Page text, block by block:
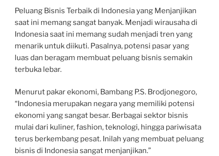
Peluang Bisnis Terbaik di Indonesia yang Menjanjikan
saat ini memang sangat banyak. Menjadi wirausaha di
Indonesia saat ini memang sudah menjadi tren yang
menarik untuk diikuti. Pasalnya, potensi pasar yang
luas dan beragam membuat peluang bisnis semakin
terbuka lebar.
Menurut pakar ekonomi, Bambang P.S. Brodjonegoro,
“Indonesia merupakan negara yang memiliki potensi
ekonomi yang sangat besar. Berbagai sektor bisnis
mulai dari kuliner, fashion, teknologi, hingga pariwisata
terus berkembang pesat. Inilah yang membuat peluang
bisnis di Indonesia sangat menjanjikan.”